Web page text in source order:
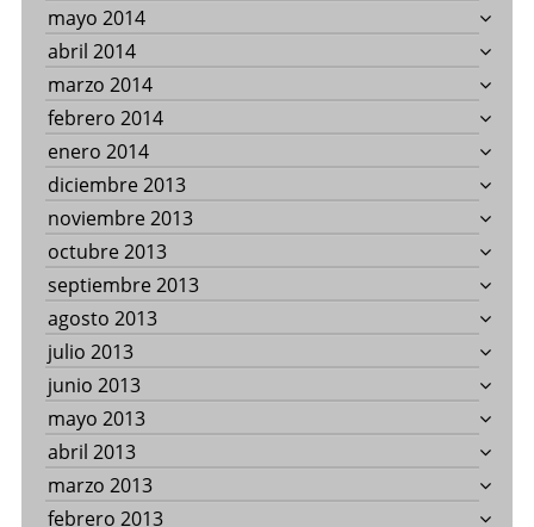
mayo 2014
abril 2014
marzo 2014
febrero 2014
enero 2014
diciembre 2013
noviembre 2013
octubre 2013
septiembre 2013
agosto 2013
julio 2013
junio 2013
mayo 2013
abril 2013
marzo 2013
febrero 2013